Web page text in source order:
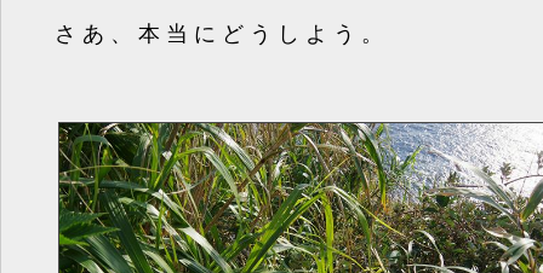
さあ、本当にどうしよう。